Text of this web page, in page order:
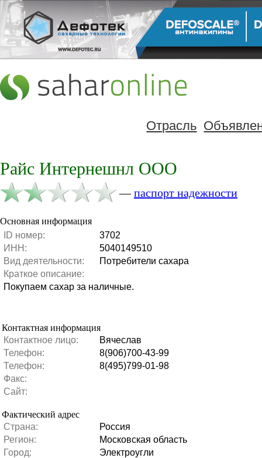
Отрасль
Райс Интернешнл ООО
—паспорт надежности
Основная информация
ID номер:
3702
ИНН:
5040149510
Вид деятельности:
Потребители сахара
Краткое описание:
Покупаем сахар за наличные.
Контактная информация
Контактное лицо:
Вячеслав
Телефон:
8(906)700-43-99
Телефон:
8(495)799-01-98
Факс:
Сайт:
Фактический адрес
Страна:
Россия
Регион:
Московская область
Город:
Электроугли